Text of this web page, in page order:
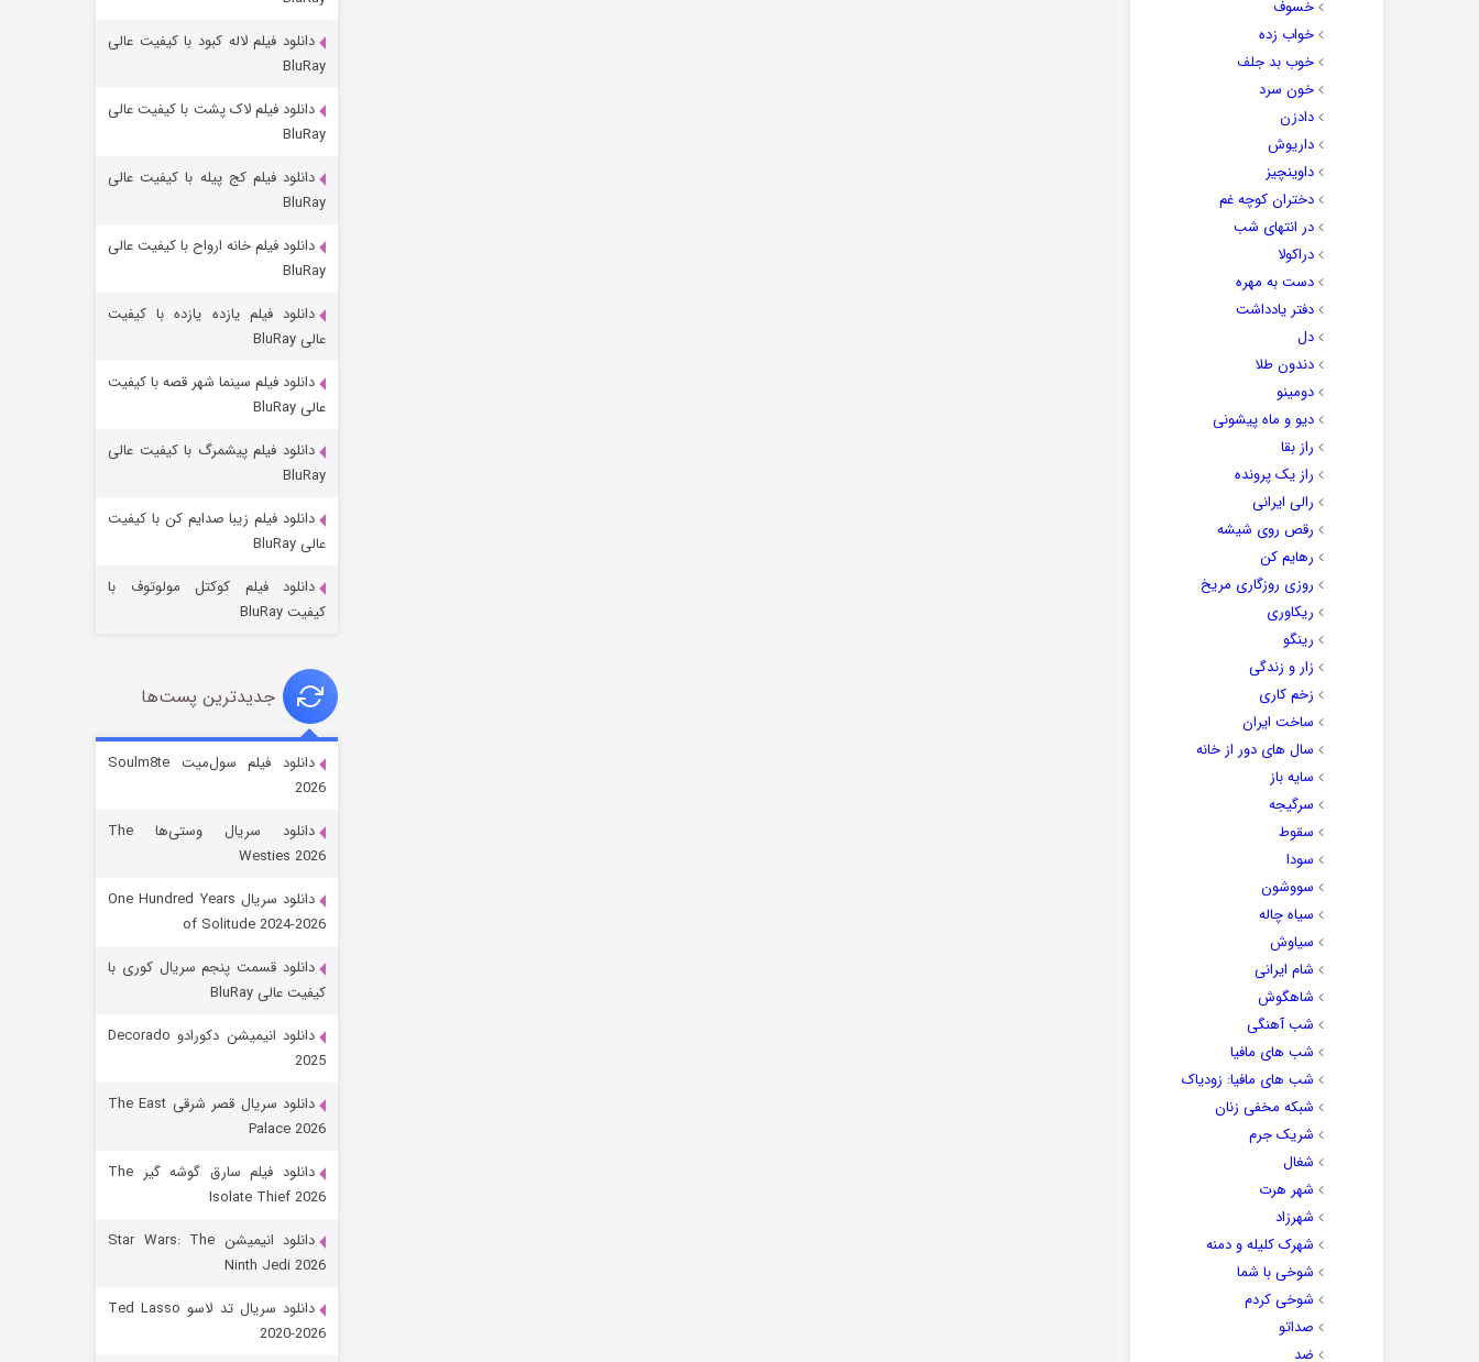
خسوف
خواب زده
خوب بد جلف
خون سرد
دادزن
داریوش
داوینچیز
دختران کوچه غم
در انتهای شب
دراکولا
دست به مهره
دفتر یادداشت
دل
دندون طلا
دومینو
دیو و ماه پیشونی
راز بقا
راز یک پرونده
رالی ایرانی
رقص روی شیشه
رهایم کن
روزی روزگاری مریخ
ریکاوری
رینگو
زار و زندگی
زخم کاری
ساخت ایران
سال های دور از خانه
سایه باز
سرگیجه
سقوط
سودا
سووشون
سیاه چاله
سیاوش
شام ایرانی
شاهگوش
شب آهنگی
شب های مافیا
شب های مافیا: زودیاک
شبکه مخفی زنان
شریک جرم
شغال
شهر هرت
شهرزاد
شهرک کلیله و دمنه
شوخی با شما
شوخی کردم
صداتو
ضد
خاندان اژدها فصل ۳
جادوگری در مغولستان
قسمت۶ (زیرنویس)
رویایی برای تو
قسمت۱۵ (دوبله)
دانلود فیلم لاله کبود با کیفیت عالی
BluRay
دانلود فیلم لاک پشت با کیفیت عالی
BluRay
دانلود فیلم کج‌ پیله با کیفیت عالی
BluRay
دانلود فیلم خانه ارواح با کیفیت عالی
BluRay
دانلود فیلم یازده یازده با کیفیت
عالی BluRay
دانلود فیلم سینما شهر قصه با کیفیت
عالی BluRay
دانلود فیلم پیشمرگ با کیفیت عالی
BluRay
دانلود فیلم زیبا صدایم کن با کیفیت
عالی BluRay
دانلود فیلم کوکتل مولوتوف با
کیفیت BluRay
جدیدترین پست‌ها
دانلود فیلم سول‌میت Soulm8te
2026
دانلود سریال وستی‌ها The
Westies 2026
دانلود سریال One Hundred Years
of Solitude 2024-2026
دانلود قسمت پنجم سریال کوری با
کیفیت عالی BluRay
دانلود انیمیشن دکورادو Decorado
2025
دانلود سریال قصر شرقی The East
Palace 2026
دانلود فیلم سارق گوشه گیر The
Isolate Thief 2026
دانلود انیمیشن Star Wars: The
Ninth Jedi 2026
دانلود سریال تد لاسو Ted Lasso
2020-2026